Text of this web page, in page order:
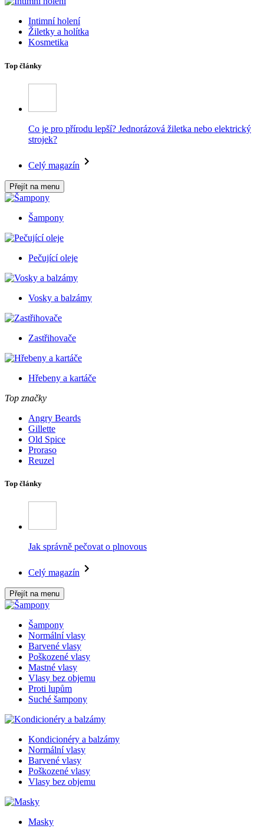
Intimní holení
Žiletky a holítka
Kosmetika
Top články
Co je pro přírodu lepší? Jednorázová žiletka nebo elektrický
strojek?
Celý magazín
Přejít na menu
Šampony
Pečující oleje
Vosky a balzámy
Zastřihovače
Hřebeny a kartáče
Top značky
Angry Beards
Gillette
Old Spice
Proraso
Reuzel
Top články
Jak správně pečovat o plnovous
Celý magazín
Přejít na menu
Šampony
Normální vlasy
Barvené vlasy
Poškozené vlasy
Mastné vlasy
Vlasy bez objemu
Proti lupům
Suché šampony
Kondicionéry a balzámy
Normální vlasy
Barvené vlasy
Poškozené vlasy
Vlasy bez objemu
Masky